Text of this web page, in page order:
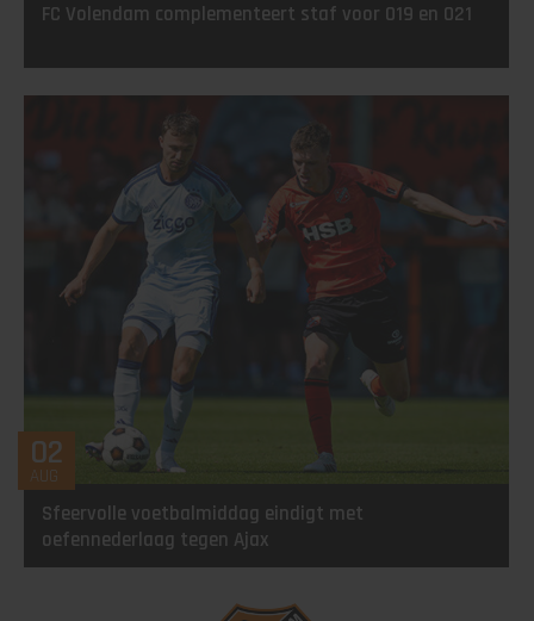
FC Volendam complementeert staf voor O19 en O21
02
AUG
Sfeervolle voetbalmiddag eindigt met
oefennederlaag tegen Ajax